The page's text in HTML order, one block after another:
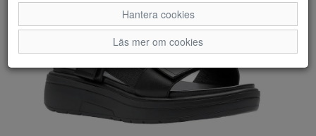
Hantera cookies
Läs mer om cookies